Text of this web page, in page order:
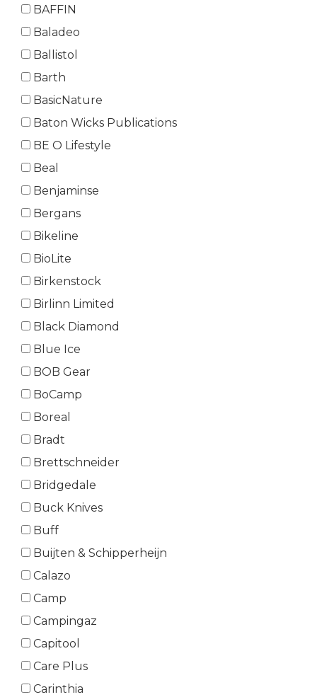
BAFFIN
Baladeo
Ballistol
Barth
BasicNature
Baton Wicks Publications
BE O Lifestyle
Beal
Benjaminse
Bergans
Bikeline
BioLite
Birkenstock
Birlinn Limited
Black Diamond
Blue Ice
BOB Gear
BoCamp
Boreal
Bradt
Brettschneider
Bridgedale
Buck Knives
Buff
Buijten & Schipperheijn
Calazo
Camp
Campingaz
Capitool
Care Plus
Carinthia